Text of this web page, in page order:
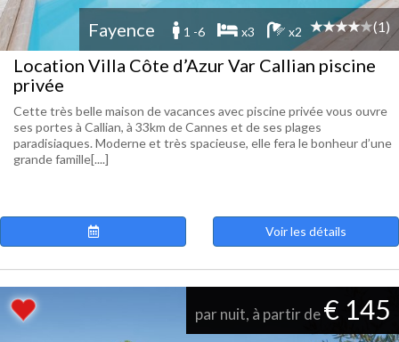
Fayence 1 -6 x3 x2 (1)
Location Villa Côte d’Azur Var Callian piscine
privée
Cette très belle maison de vacances avec piscine privée vous ouvre
ses portes à Callian, à 33km de Cannes et de ses plages
paradisiaques. Moderne et très spacieuse, elle fera le bonheur d’une
grande famille[....]
Voir les détails
par nuit, à partir de€ 145